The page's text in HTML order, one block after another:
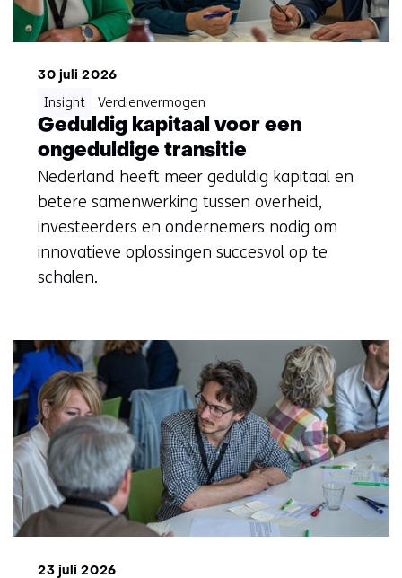
30 juli 2026
Geduldig kapitaal voor een
ongeduldige transitie
Nederland heeft meer geduldig kapitaal en
betere samenwerking tussen overheid,
investeerders en ondernemers nodig om
innovatieve oplossingen succesvol op te
schalen.
Insight Verdienvermogen
23 juli 2026